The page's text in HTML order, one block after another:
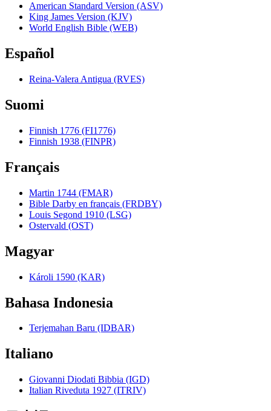
American Standard Version (ASV)
King James Version (KJV)
World English Bible (WEB)
Español
Reina-Valera Antigua (RVES)
Suomi
Finnish 1776 (FI1776)
Finnish 1938 (FINPR)
Français
Martin 1744 (FMAR)
Bible Darby en français (FRDBY)
Louis Segond 1910 (LSG)
Ostervald (OST)
Magyar
Károli 1590 (KAR)
Bahasa Indonesia
Terjemahan Baru (IDBAR)
Italiano
Giovanni Diodati Bibbia (IGD)
Italian Riveduta 1927 (ITRIV)